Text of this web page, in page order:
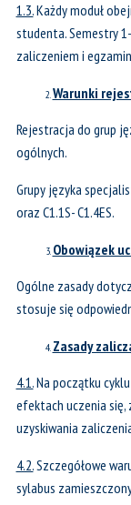
1.3.Każdy moduł
studenta. Semestry
zaliczeniem i
Warunki
Rejestracja do grup
ogólnych.
Grupy języka
oraz C1.1S- C1.4ES.
Obowiązek
Ogólne zasady
stosuje się
Zasady
4.1.Na początku
efektach uczenia się,
uzyskiwania
4.2.Szczegółowe
sylabus